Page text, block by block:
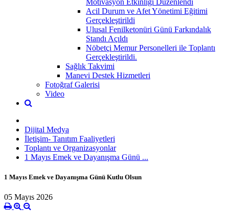
Acil Durum ve Afet Yönetimi Eğitimi
Gerçekleştirildi
Ulusal Fenilketonüri Günü Farkındalık
Standı Açıldı
Nöbetçi Memur Personelleri ile Toplantı
Gerçekleştirildi.
Sağlık Takvimi
Manevi Destek Hizmetleri
Fotoğraf Galerisi
Video
Dijital Medya
İletişim- Tanıtım Faaliyetleri
Toplantı ve Organizasyonlar
1 Mayıs Emek ve Dayanışma Günü ...
1 Mayıs Emek ve Dayanışma Günü Kutlu Olsun
05 Mayıs 2026